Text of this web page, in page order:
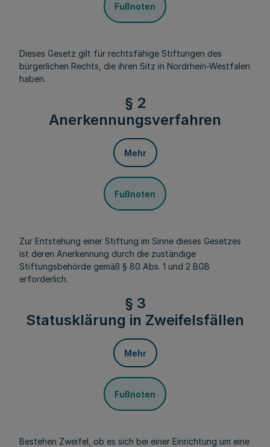
Fußnoten
Dieses Gesetz gilt für rechtsfähige Stiftungen des
bürgerlichen Rechts, die ihren Sitz in Nordrhein-Westfalen
haben.
§ 2
Anerkennungsverfahren
Mehr
Fußnoten
Zur Entstehung einer Stiftung im Sinne dieses Gesetzes
ist deren Anerkennung durch die zuständige
Stiftungsbehörde gemäß § 80 Abs. 1 und 2 BGB
erforderlich.
§ 3
Statusklärung in Zweifelsfällen
Mehr
Fußnoten
Bestehen Zweifel, ob es sich bei einer Einrichtung um eine